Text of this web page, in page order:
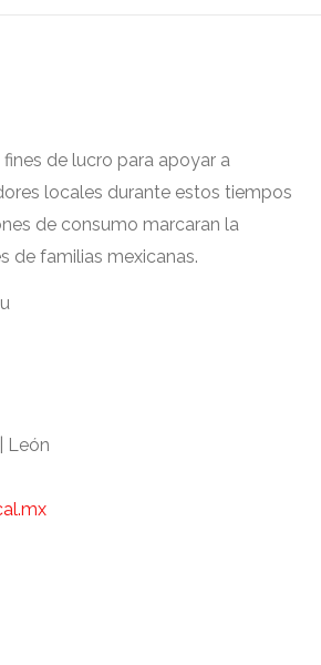
de lucro para apoyar a
locales durante estos tiempos
de consumo marcaran la
de familias mexicanas.
León